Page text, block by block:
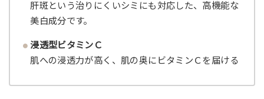
肝斑という治りにくいシミにも対応した、高機能な
美白成分です。
浸透型ビタミンＣ
肌への浸透力が高く、肌の奥にビタミンＣを届ける